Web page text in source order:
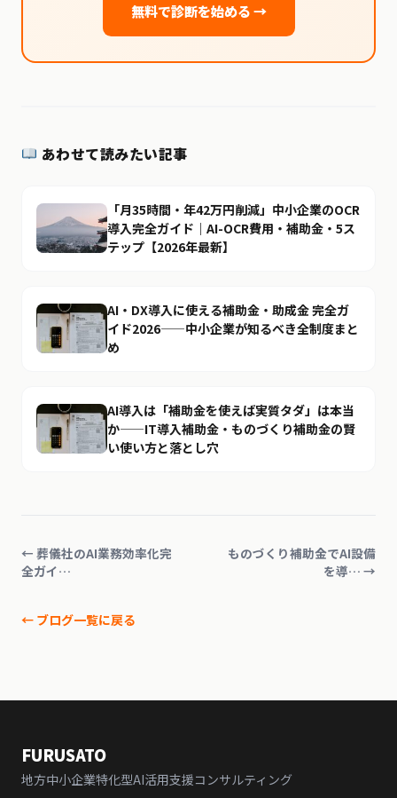
無料で診断を始める →
あわせて読みたい記事
「月35時間・年42万円削減」中小企業のOCR
導入完全ガイド｜AI-OCR費用・補助金・5ス
テップ【2026年最新】
AI・DX導入に使える補助金・助成金 完全ガ
イド2026——中小企業が知るべき全制度まと
め
AI導入は「補助金を使えば実質タダ」は本当
か——IT導入補助金・ものづくり補助金の賢
い使い方と落とし穴
← 葬儀社のAI業務効率化完
全ガイ…
ものづくり補助金でAI設備
を導… →
← ブログ一覧に戻る
FURUSATO
地方中小企業特化型AI活用支援コンサルティング